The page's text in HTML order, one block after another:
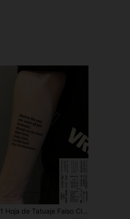
1 Hoja de Tatuaje Falso Clásico con Frase Literaria, Pegatinas de Tatuaje Falso de Texto Resistentes al Sudor, Adornos Minimalistas e Inspiradores para Uso Diario en la Calle & Fotografía de Primer Plano del Brazo con Estética de Selfie